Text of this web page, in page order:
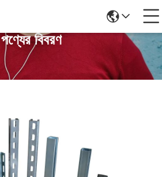
পণ্যের বিবরণ